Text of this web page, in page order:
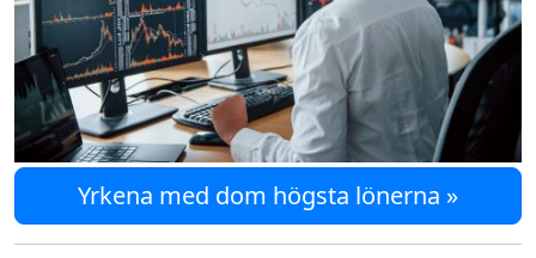
Yrkena med dom högsta lönerna »